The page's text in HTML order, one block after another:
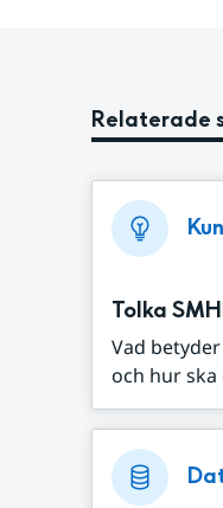
Relaterade
Tolka
Vad
och hur